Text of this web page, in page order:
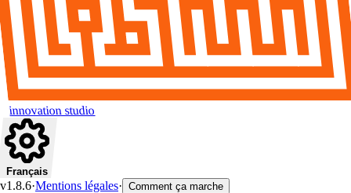
innovation studio
Français
v1.8.6·Mentions légales· Comment ça marche